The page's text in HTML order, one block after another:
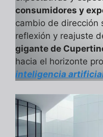
consumidores y
cambio de dirección
reflexión y reajuste
gigante de
hacia el horizonte
inteligencia